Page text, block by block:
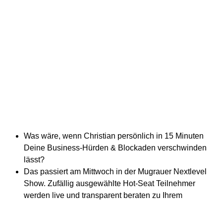
Was wäre, wenn Christian persönlich in 15 Minuten
Deine Business-Hürden & Blockaden verschwinden
lässt?
Das passiert am Mittwoch in der Mugrauer Nextlevel
Show. Zufällig ausgewählte Hot-Seat Teilnehmer
werden live und transparent beraten zu Ihrem